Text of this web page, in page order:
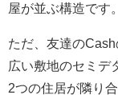
屋が並ぶ構造です。
ただ、友達の
広い敷地のセミデ
2つの住居が隣り